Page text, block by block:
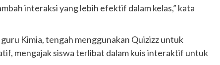
interaksi yang lebih efektif dalam kelas,” kata
Kimia, tengah menggunakan Quizizz untuk
mengajak siswa terlibat dalam kuis interaktif untuk